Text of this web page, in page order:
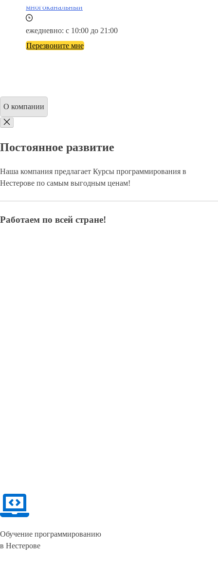
многоканальный
ежедневно: с 10:00 до 21:00
Перезвоните мне
О компании
Постоянное развитие
Наша компания предлагает Курсы программирования в
Нестерове по самым выгодным ценам!
Работаем по всей стране!
Обучение программированию
в Нестерове